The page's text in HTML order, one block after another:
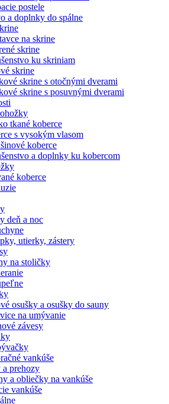
postele
a doplnky do spálne
na skrine
skrine
ku skriniam
skrine
skrine s otočnými dverami
skrine s posuvnými dverami
tkané koberce
s vysokým vlasom
koberce
a doplnky ku kobercom
koberce
deň a noc
utierky, zástery
na stoličky
osušky a osušky do sauny
na umývanie
závesy
vankúše
prehozy
a obliečky na vankúše
vankúše